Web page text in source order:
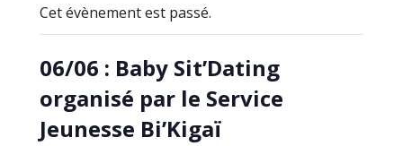
Cet évènement est passé.
06/06 : Baby Sit’Dating
organisé par le Service
Jeunesse Bi’Kigaï